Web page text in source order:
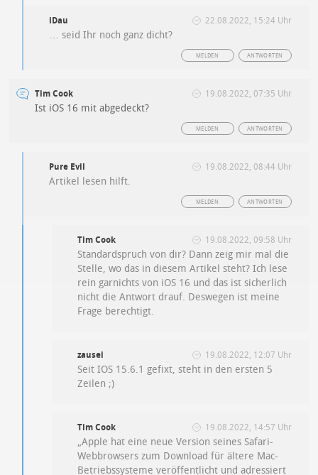
iDau 22.08.2022, 15:24 Uhr
… seid Ihr noch ganz dicht?
ANTWORTEN
MELDEN
Tim Cook 19.08.2022, 07:35 Uhr
Ist iOS 16 mit abgedeckt?
ANTWORTEN
MELDEN
Pure Evil 19.08.2022, 08:44 Uhr
Artikel lesen hilft.
ANTWORTEN
MELDEN
Tim Cook 19.08.2022, 09:58 Uhr
Standardspruch von dir? Dann zeig mir mal die
Stelle, wo das in diesem Artikel steht? Ich lese
rein garnichts von iOS 16 und das ist sicherlich
nicht die Antwort drauf. Deswegen ist meine
Frage berechtigt.
zausei 19.08.2022, 12:07 Uhr
Seit IOS 15.6.1 gefixt, steht in den ersten 5
Zeilen ;)
Tim Cook 19.08.2022, 14:57 Uhr
„Apple hat eine neue Version seines Safari-
Webbrowsers zum Download für ältere Mac-
Betriebssysteme veröffentlicht und adressiert